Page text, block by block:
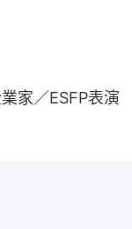
家／ESFP表演